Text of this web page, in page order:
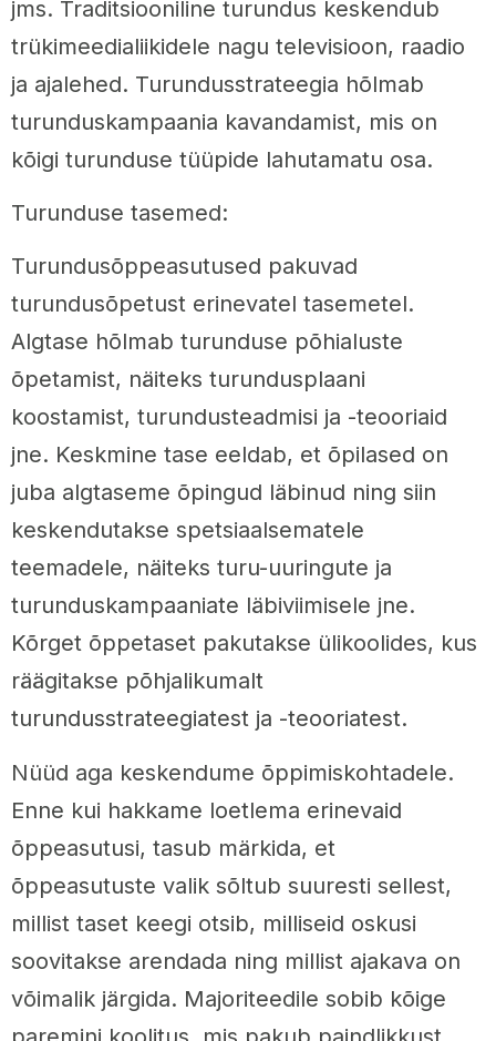
jms. Traditsiooniline turundus keskendub
trükimeedialiikidele nagu televisioon, raadio
ja ajalehed. Turundusstrateegia hõlmab
turunduskampaania kavandamist, mis on
kõigi turunduse tüüpide lahutamatu osa.
Turunduse tasemed:
Turundusõppeasutused pakuvad
turundusõpetust erinevatel tasemetel.
Algtase hõlmab turunduse põhialuste
õpetamist, näiteks turundusplaani
koostamist, turundusteadmisi ja -teooriaid
jne. Keskmine tase eeldab, et õpilased on
juba algtaseme õpingud läbinud ning siin
keskendutakse spetsiaalsematele
teemadele, näiteks turu-uuringute ja
turunduskampaaniate läbiviimisele jne.
Kõrget õppetaset pakutakse ülikoolides, kus
räägitakse põhjalikumalt
turundusstrateegiatest ja -teooriatest.
Nüüd aga keskendume õppimiskohtadele.
Enne kui hakkame loetlema erinevaid
õppeasutusi, tasub märkida, et
õppeasutuste valik sõltub suuresti sellest,
millist taset keegi otsib, milliseid oskusi
soovitakse arendada ning millist ajakava on
võimalik järgida. Majoriteedile sobib kõige